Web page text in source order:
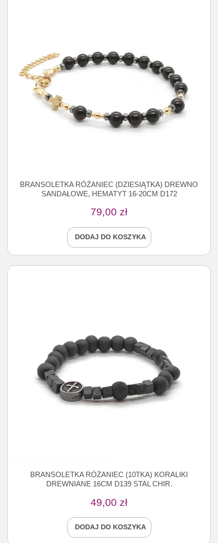
BRANSOLETKA RÓŻANIEC (DZIESIĄTKA) DREWNO
SANDAŁOWE, HEMATYT 16-20CM D172
79,00 zł
DODAJ DO KOSZYKA
BRANSOLETKA RÓŻANIEC (10TKA) KORALIKI
DREWNIANE 16CM D139 STAL CHIR.
49,00 zł
DODAJ DO KOSZYKA